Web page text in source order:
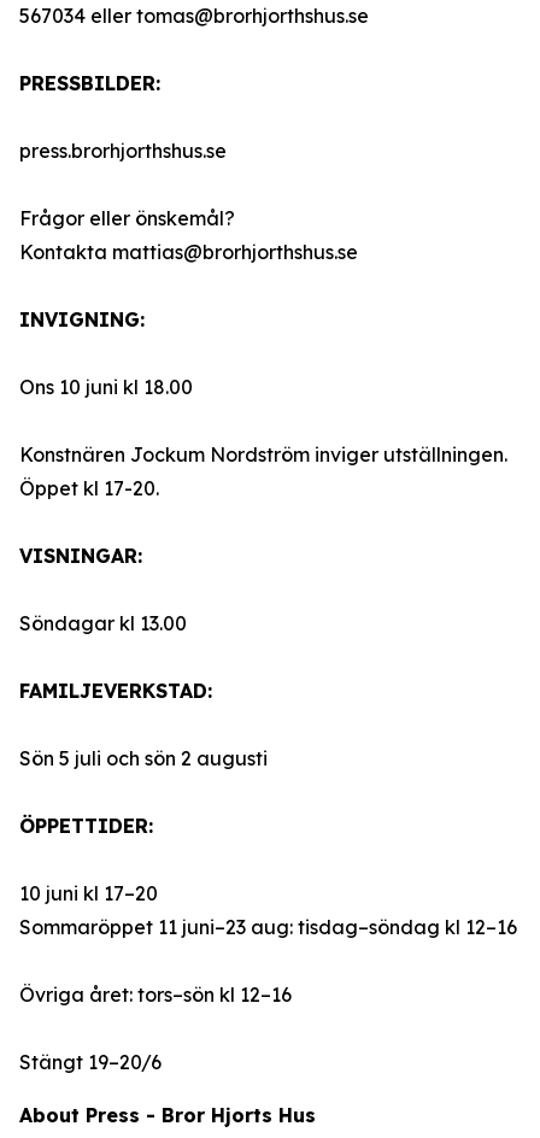
567034 eller tomas@brorhjorthshus.se
PRESSBILDER:
press.brorhjorthshus.se
Frågor eller önskemål?
Kontakta mattias@brorhjorthshus.se
INVIGNING:
Ons 10 juni kl 18.00
Konstnären Jockum Nordström inviger utställningen.
Öppet kl 17-20.
VISNINGAR:
Söndagar kl 13.00
FAMILJEVERKSTAD:
Sön 5 juli och sön 2 augusti
ÖPPETTIDER:
10 juni kl 17–20
Sommaröppet 11 juni–23 aug: tisdag–söndag kl 12–16
Övriga året: tors–sön kl 12–16
Stängt 19–20/6
About Press - Bror Hjorts Hus